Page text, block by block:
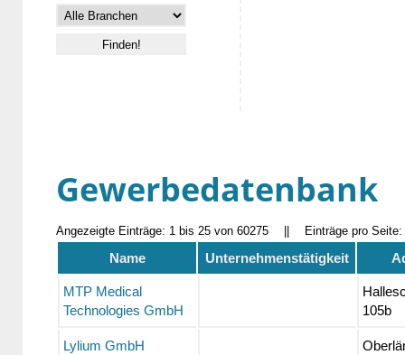
Gewerbedatenbank
Angezeigte Einträge: 1 bis 25 von 60275 Einträge pro Seite:
Name Unternehmenstätigkeit
MTP Medical
Technologies GmbH
105b
Lylium GmbH